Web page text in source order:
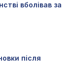
вболівав за
після